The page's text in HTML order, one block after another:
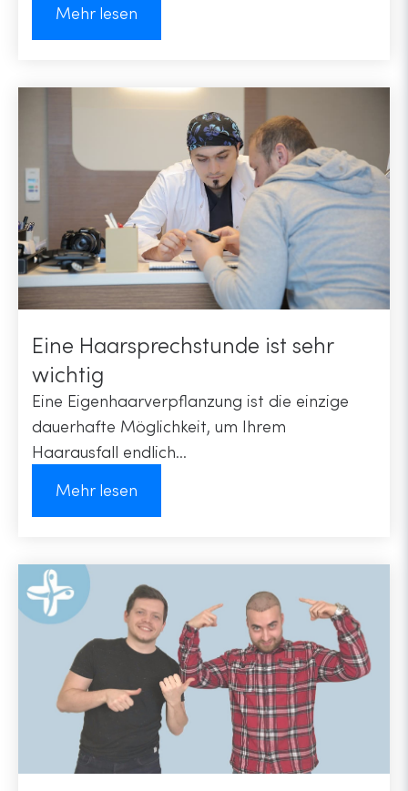
Mehr lesen
Eine Haarsprechstunde ist sehr
wichtig
Eine Eigenhaarverpflanzung ist die einzige
dauerhafte Möglichkeit, um Ihrem
Haarausfall endlich...
Mehr lesen